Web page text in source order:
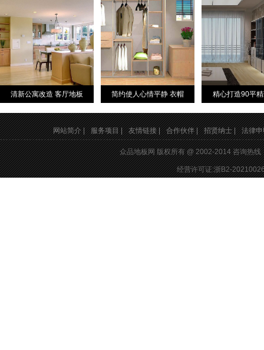
清新公寓改造 客厅地板 简约使人心情平静 衣帽 精心打造90平
网站简介 | 服务项目 | 友情链接 | 合作伙伴 | 招贤纳士 | 法律申
众品地板网 版权所有 @ 2002-2014 咨询热
经营许可证:浙B2-